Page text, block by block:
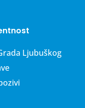
Ljubuškog